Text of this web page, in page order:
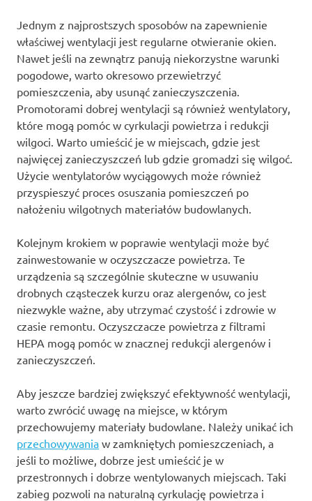
Jednym z najprostszych sposobów na zapewnienie
właściwej wentylacji jest regularne otwieranie okien.
Nawet jeśli na zewnątrz panują niekorzystne warunki
pogodowe, warto okresowo przewietrzyć
pomieszczenia, aby usunąć zanieczyszczenia.
Promotorami dobrej wentylacji są również wentylatory,
które mogą pomóc w cyrkulacji powietrza i redukcji
wilgoci. Warto umieścić je w miejscach, gdzie jest
najwięcej zanieczyszczeń lub gdzie gromadzi się wilgoć.
Użycie wentylatorów wyciągowych może również
przyspieszyć proces osuszania pomieszczeń po
nałożeniu wilgotnych materiałów budowlanych.
Kolejnym krokiem w poprawie wentylacji może być
zainwestowanie w oczyszczacze powietrza. Te
urządzenia są szczególnie skuteczne w usuwaniu
drobnych cząsteczek kurzu oraz alergenów, co jest
niezwykle ważne, aby utrzymać czystość i zdrowie w
czasie remontu. Oczyszczacze powietrza z filtrami
HEPA mogą pomóc w znacznej redukcji alergenów i
zanieczyszczeń.
Aby jeszcze bardziej zwiększyć efektywność wentylacji,
warto zwrócić uwagę na miejsce, w którym
przechowujemy materiały budowlane. Należy unikać ich
przechowywania w zamkniętych pomieszczeniach, a
jeśli to możliwe, dobrze jest umieścić je w
przestronnych i dobrze wentylowanych miejscach. Taki
zabieg pozwoli na naturalną cyrkulację powietrza i